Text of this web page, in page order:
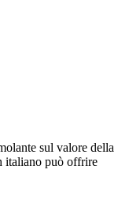
sul valore della
italiano può offrire